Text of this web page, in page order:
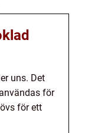
uns. Det
för
för ett